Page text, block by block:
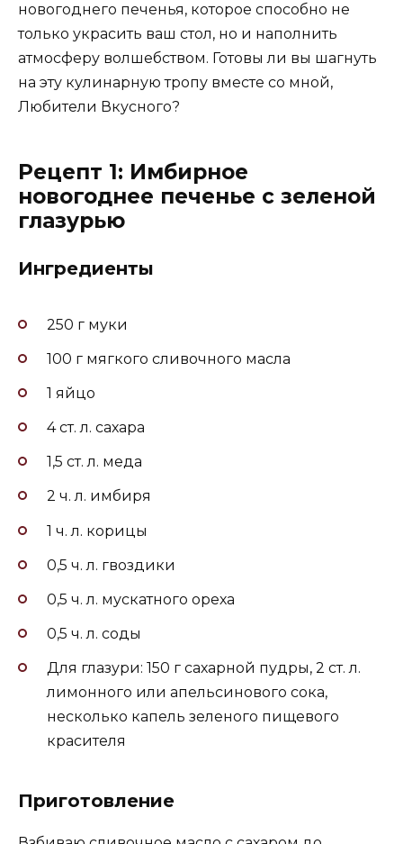
новогоднего печенья, которое способно не
только украсить ваш стол, но и наполнить
атмосферу волшебством. Готовы ли вы шагнуть
на эту кулинарную тропу вместе со мной,
Любители Вкусного?
Рецепт 1: Имбирное
новогоднее печенье с зеленой
глазурью
Ингредиенты
250 г муки
100 г мягкого сливочного масла
1 яйцо
4 ст. л. сахара
1,5 ст. л. меда
2 ч. л. имбиря
1 ч. л. корицы
0,5 ч. л. гвоздики
0,5 ч. л. мускатного ореха
0,5 ч. л. соды
Для глазури: 150 г сахарной пудры, 2 ст. л.
лимонного или апельсинового сока,
несколько капель зеленого пищевого
красителя
Приготовление